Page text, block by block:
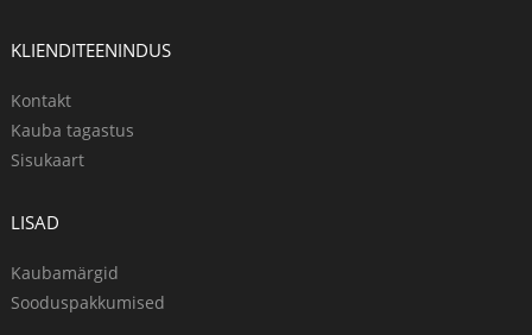
KLIENDITEENINDUS
Kontakt
Kauba tagastus
Sisukaart
LISAD
Kaubamärgid
Sooduspakkumised